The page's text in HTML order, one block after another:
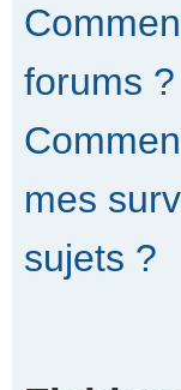
forums ?
mes
sujets ?